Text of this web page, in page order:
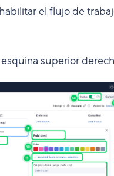
el flujo de
esquina superior